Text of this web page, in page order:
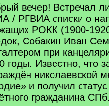
вечер! Встречал
/ РГВИА списки о
РОКК (1900-
Собакин Иван
при
годы. Известно, что
николаевской
и получил
гражданина